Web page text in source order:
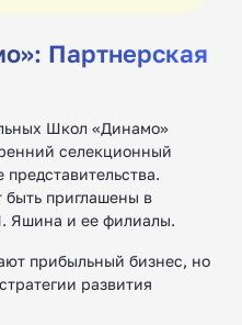
Партнерская
Школ «Динамо»
селекционный
приглашены в
Яшина и ее филиалы.
прибыльный бизнес, но
развития